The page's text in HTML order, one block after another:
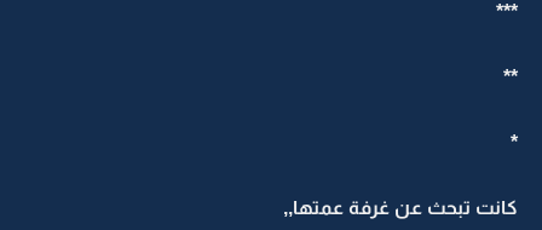
***
**
*
كانت تبحث عن غرفة عمتها,,